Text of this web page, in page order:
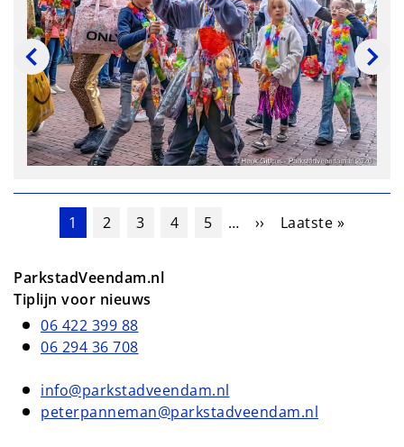
Paginering
Huidige pagina
1 Pagina
2 Pagina
3 Pagina
4 Pagina
5 … Volgende pagina
›› Laatste pagina
Laatste »
ParkstadVeendam.nl
Tiplijn voor nieuws
06 422 399 88
06 294 36 708
info@parkstadveendam.nl
peterpanneman@parkstadveendam.nl